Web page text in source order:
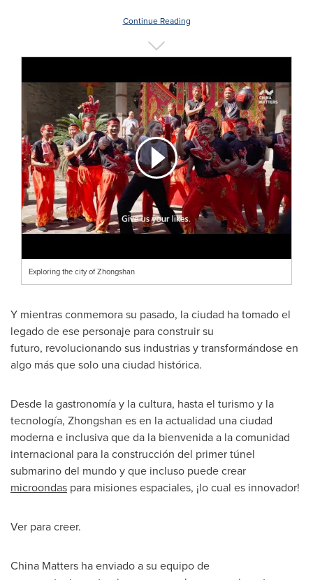
Continue Reading
Exploring the city of Zhongshan
Y mientras conmemora su pasado, la ciudad ha tomado el
legado de ese personaje para construir su
futuro, revolucionando sus industrias y transformándose en
algo más que solo una ciudad histórica.
Desde la gastronomía y la cultura, hasta el turismo y la
tecnología, Zhongshan es en la actualidad una ciudad
moderna e inclusiva que da la bienvenida a la comunidad
internacional para la construcción del primer túnel
submarino del mundo y que incluso puede crear
microondas para misiones espaciales, ¡lo cual es innovador!
Ver para creer.
China Matters ha enviado a su equipo de